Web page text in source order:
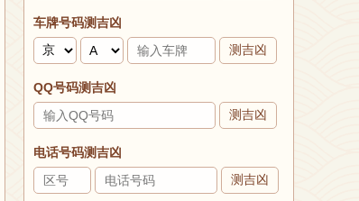
车牌号码测吉凶
测吉凶
QQ号码测吉凶
测吉凶
电话号码测吉凶
测吉凶